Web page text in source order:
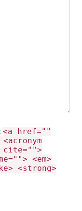
<a href=""
cite="">
<em>
<strong>